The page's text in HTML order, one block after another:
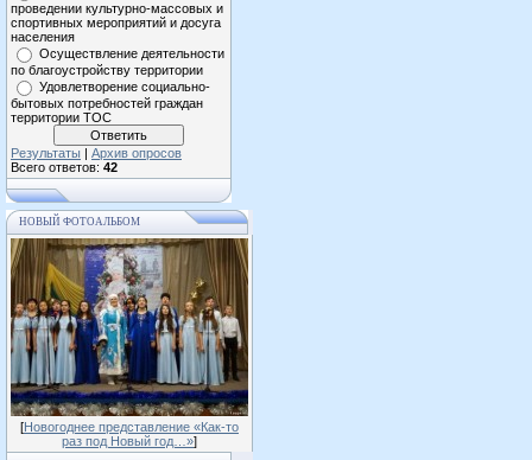
проведении культурно-массовых и
спортивных мероприятий и досуга
населения
Осуществление деятельности
по благоустройству территории
Удовлетворение социально-
бытовых потребностей граждан
территории ТОС
Результаты | Архив опросов
Всего ответов: 42
НОВЫЙ ФОТОАЛЬБОМ
[Новогоднее представление «Как-то
раз под Новый год…»]